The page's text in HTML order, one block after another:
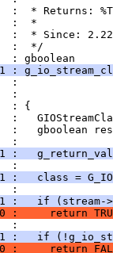
:  * Returns:
:  *
:  * Since: 2.22
:  */
: gboolean
:
:
:
: {
:
:   gboolean
:
:
:
:   class =
:
:   if (stream-
:     return
:
:   if
:     return